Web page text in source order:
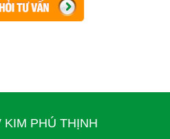
KIM PHÚ THỊNH